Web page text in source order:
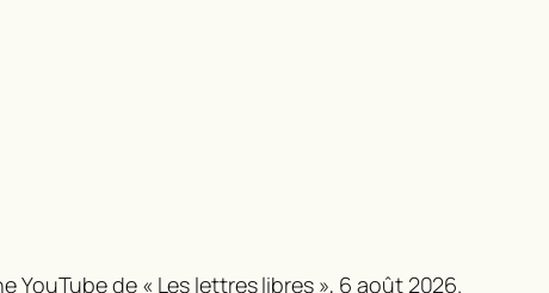
YouTube de « Les lettres libres », 6 août 2026.